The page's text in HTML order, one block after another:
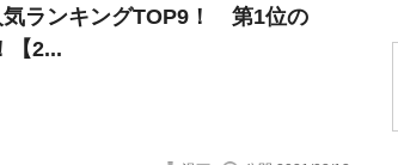
気ランキングTOP9！ 第1位の
【2...